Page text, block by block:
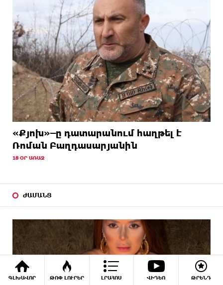
ԳԼԽԱՎՈՐ ԹՈՓ ԼՈՒՐԵՐ ԼՐԱՀՈՍ ՎԻԴԵՈ ԹՐԵՆԴ
«Քյոխ»–ը դատարանում հաղթել է
Ռոման Բաղդասարյանին
18 ՕՐ ԱՌԱՋ
ԺԱՄԱՆՑ